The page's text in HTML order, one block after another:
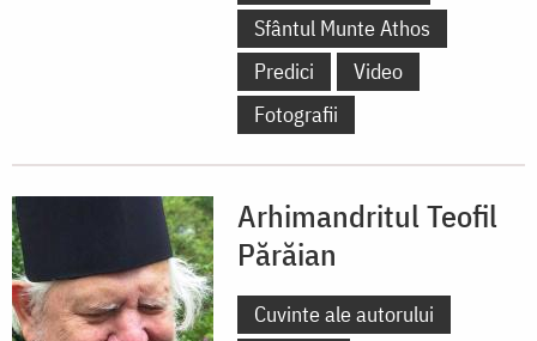
Sfântul Munte Athos
Predici
Video
Fotografii
Arhimandritul Teofil
Părăian
Cuvinte ale autorului